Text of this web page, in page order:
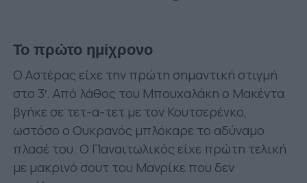
Το πρώτο ημίχρονο
Ο Αστέρας είχε την πρώτη σημαντική στιγμή
στο 3′. Από λάθος του Μπουχαλάκη ο Μακέντα
βγήκε σε τετ-α-τετ με τον Κουτσερένκο,
ωστόσο ο Ουκρανός μπλόκαρε το αδύναμο
πλασέ του. Ο Παναιτωλικός είχε πρώτη τελική
με μακρινό σουτ του Μανρίκε που δεν